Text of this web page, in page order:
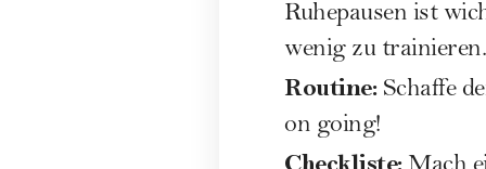
Ruhepausen ist
wenig zu trainieren.
Routine:Schaffe
on going!
Checkliste: